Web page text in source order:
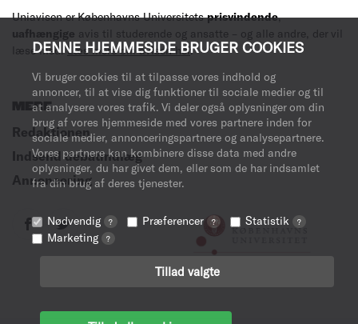
DENNE HJEMMESIDE BRUGER COOKIES
Vi bruger cookies til at tilpasse vores indhold og
annoncer, til at vise dig funktioner til sociale medier og til
at analysere vores trafik. Vi deler også oplysninger om din
brug af vores hjemmeside med vores partnere inden for
sociale medier, annonceringspartnere og analysepartnere.
Vores partnere kan kombinere disse data med andre
oplysninger, du har givet dem, eller som de har indsamlet
fra din brug af deres tjenester.
Nødvendig ? Præferencer ? Statistik ?
Marketing ?
Tillad valgte
Uniavisen er Københavns Universitetsprisvindende,
uafhængige avis til studerende og ansatte – og alle andre, der vil
læse med.Læs mere om avisen her.
MERE
Redaktionen
Indsend debatindlæg
Annoncering